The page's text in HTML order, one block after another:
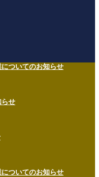
ついてのお知らせ
らせ
ついてのお知らせ